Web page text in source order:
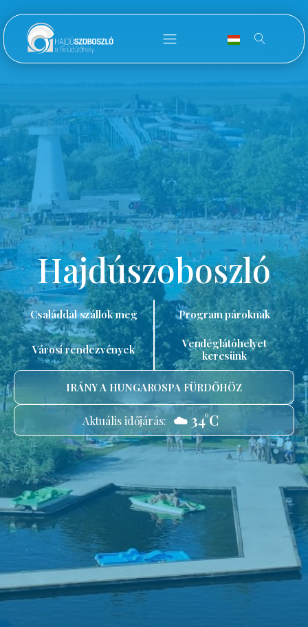
Hajdúszoboszló
Családdal szállok meg Program pároknak
Városi rendezvények
Vendéglátóhelyet
keresünk
IRÁNY A HUNGAROSPA FÜRDŐHÖZ
Aktuális időjárás: ☁️ 34°C